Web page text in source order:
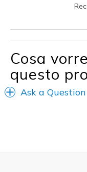
Casual Wear
Width
Sizing
View On Shoes
Cosa
questo
Ask a Question